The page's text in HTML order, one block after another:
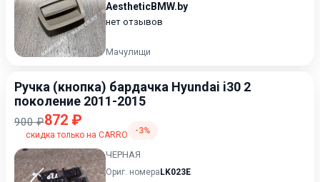
AestheticBMW.by
нет отзывов
Мачулищи
Ручка (кнопка) бардачка Hyundai i30 2
поколение 2011-2015
900 ₽872 ₽
скидка только на CARRO -3%
ЧЕРНАЯ
Ориг. номера LK023E